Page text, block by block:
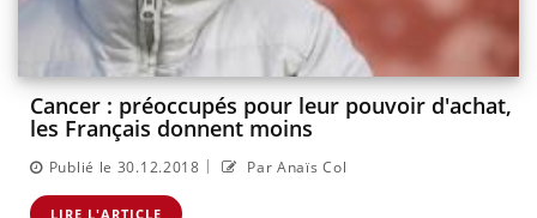
Cancer : préoccupés pour leur pouvoir d'achat,
les Français donnent moins
Publié le 30.12.2018 | Par Anaïs Col
LIRE L'ARTICLE